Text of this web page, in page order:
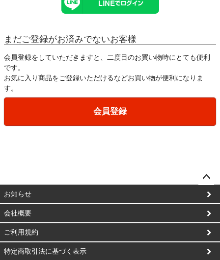
まだご登録がお済みでないお客様
会員登録をしていただきますと、二度目のお買い物時にとても便利
です。
お気に入り商品をご登録いただけるなどお買い物が便利になりま
す。
会員登録
ペー
ップ
へ
お知らせ
会社概要
ご利用規約
特定商取引法に基づく表示